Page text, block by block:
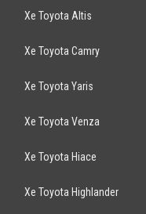
Xe Toyota Altis
Xe Toyota Camry
Xe Toyota Yaris
Xe Toyota Venza
Xe Toyota Hiace
Xe Toyota Highlander